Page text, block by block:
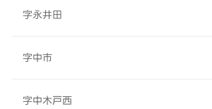
字永井田
字中市
字中木戸西